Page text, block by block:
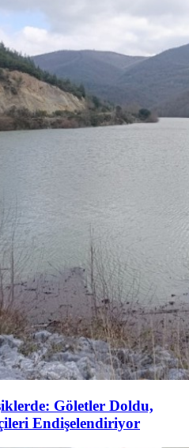
Göletler Doldu,
Endişelendiriyor